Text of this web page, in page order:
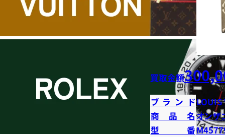
買取金額
ブランドLOUIS
商品名オンザ
型番